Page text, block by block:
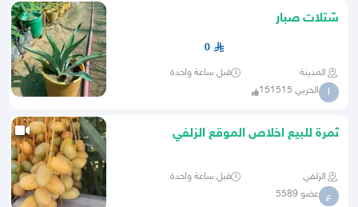
شتلات صبار
0
المدينة قبل ساعة واحدة
ا الحربي 151515
ثمرة للبيع اخلاص الموقع الزلفي
الزلفي قبل ساعة واحدة
ع عضو 5589